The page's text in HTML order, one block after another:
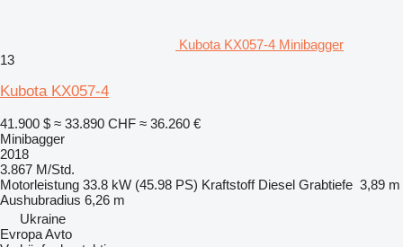
Kubota KX057-4 Minibagger
13
Kubota KX057-4
41.900 $ ≈ 33.890 CHF ≈ 36.260 €
Minibagger
2018
3.867 M/Std.
Motorleistung 33.8 kW (45.98 PS) Kraftstoff Diesel Grabtiefe 3,89 m
Aushubradius 6,26 m
Ukraine
Evropa Avto